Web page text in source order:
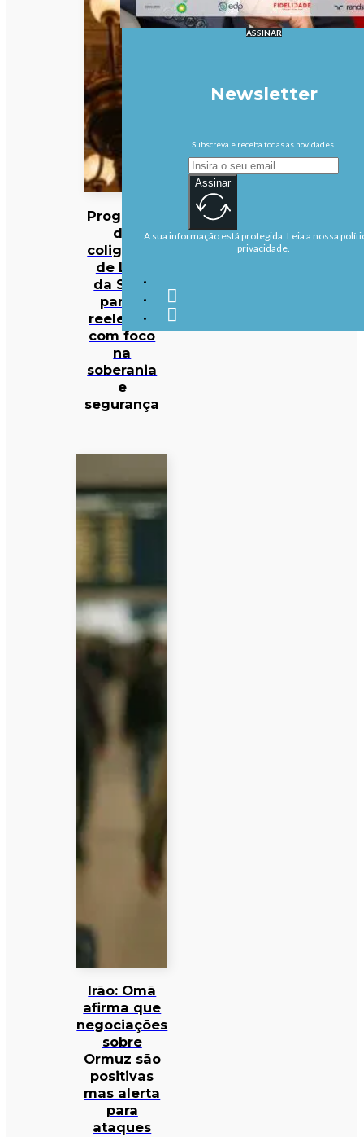
Programa
da
coligação
de Lula
da Silva
para a
reeleição
com foco
na
soberania
e
segurança
Irão: Omã
afirma que
negociações
sobre
Ormuz são
positivas
mas alerta
para
ataques
ASSINAR
Newsletter
Subscreva e receba todas as novidades.
Assinar
A sua informação está protegida. Leia a nossa
privacidade.